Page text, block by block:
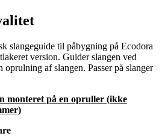
slangeguide til påbygning på Ecodora
version. Guider slangen ved
af slangen. Passer på slanger
monteret på en opruller (ikke